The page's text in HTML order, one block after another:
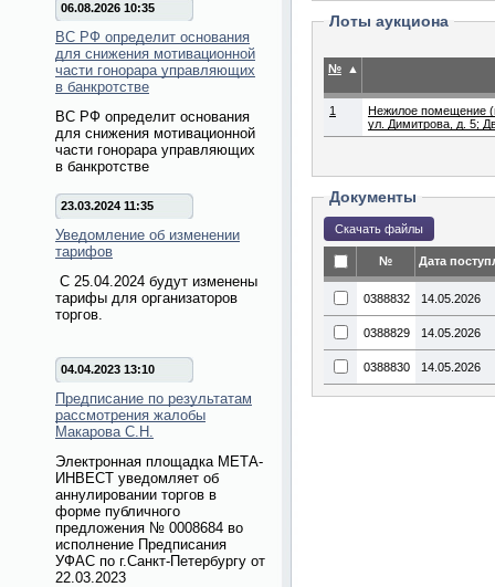
06.08.2026 10:35
ВС РФ определит основания
для снижения мотивационной
части гонорара управляющих
в банкротстве
ВС РФ определит основания
для снижения мотивационной
части гонорара управляющих
в банкротстве
23.03.2024 11:35
Уведомление об изменении
тарифов
С 25.04.2024 будут изменены
тарифы для организаторов
торгов.
04.04.2023 13:10
Предписание по результатам
рассмотрения жалобы
Макарова С.Н.
Электронная площадка МЕТА-
ИНВЕСТ уведомляет об
аннулировании торгов в
форме публичного
предложения № 0008684 во
исполнение Предписания
УФАС по г.Санкт-Петербургу от
22.03.2023
Лоты аукциона
№ ▲
1
Нежилое помещение
ул. Димитрова, д. 5;
Документы
№ Дата
0388832 14.05.2026
0388829 14.05.2026
0388830 14.05.2026